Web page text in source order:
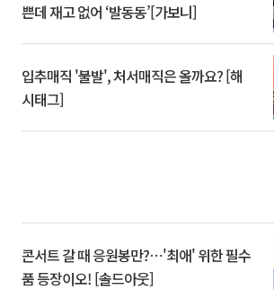
쁜데 재고 없어 ‘발동동’[가보니]
입추매직 '불발', 처서매직은 올까요? [해
시태그]
콘서트 갈 때 응원봉만?⋯'최애' 위한 필수
품 등장이오! [솔드아웃]